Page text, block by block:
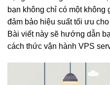
bạn không chỉ có một
đảm bảo hiệu suất tối ưu
Bài viết này sẽ hướng dẫn
cách thức vận hành VPS